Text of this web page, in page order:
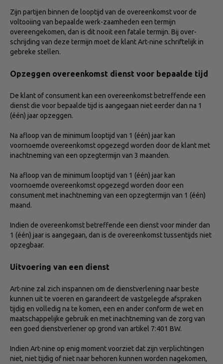
Zijn partijen binnen de looptijd van de overeenkomst voor de
voltooiing van bepaalde werk-zaamheden een termijn
overeengekomen, dan is dit nooit een fatale termijn. Bij over-
schrijding van deze termijn moet de klant Art-nine schriftelijk in
gebreke stellen.
Opzeggen overeenkomst dienst voor bepaalde tijd
De klant of consument kan een overeenkomst betreffende een
dienst die voor bepaalde tijd is aangegaan niet eerder dan na 1
(één) jaar opzeggen.
Na afloop van de minimum looptijd van 1 (één) jaar kan
voornoemde overeenkomst opgezegd worden door de klant met
inachtneming van een opzegtermijn van 3 maanden.
Na afloop van de minimum looptijd van 1 (één) jaar kan
voornoemde overeenkomst opgezegd worden door een
consument met inachtneming van een opzegtermijn van 1 (één)
maand.
Indien de overeenkomst betreffende een dienst voor minder dan
1 (één) jaar is aangegaan, dan is de overeenkomst tussentijds niet
opzegbaar.
Uitvoering van een dienst
Art-nine zal zich inspannen om de dienstverlening naar beste
kunnen uit te voeren en garandeert de vastgelegde afspraken
tijdig en volledig na te komen, een en ander conform de wet en
maatschappelijke gebruik en met inachtneming van de zorg van
een goed dienstverlener op grond van artikel 7:401 BW.
Indien Art-nine op enig moment voorziet dat zijn verplichtingen
niet, niet tijdig of niet naar behoren kunnen worden nagekomen,